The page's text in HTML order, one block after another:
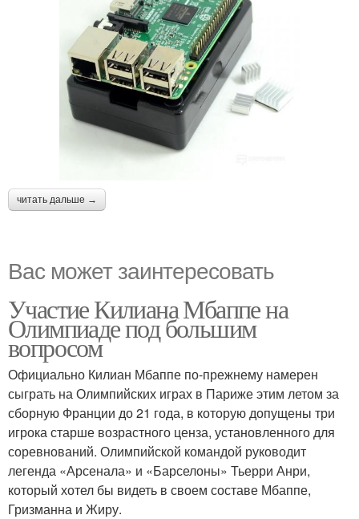
читать дальше →
Вас может заинтересовать
Участие Килиана Мбаппе на
Олимпиаде под большим
вопросом
Официально Килиан Мбаппе по-прежнему намерен
сыграть на Олимпийских играх в Париже этим летом за
сборную Франции до 21 года, в которую допущены три
игрока старше возрастного ценза, установленного для
соревнований. Олимпийской командой руководит
легенда «Арсенала» и «Барселоны» Тьерри Анри,
который хотел бы видеть в своем составе Мбаппе,
Гризманна и Жиру.